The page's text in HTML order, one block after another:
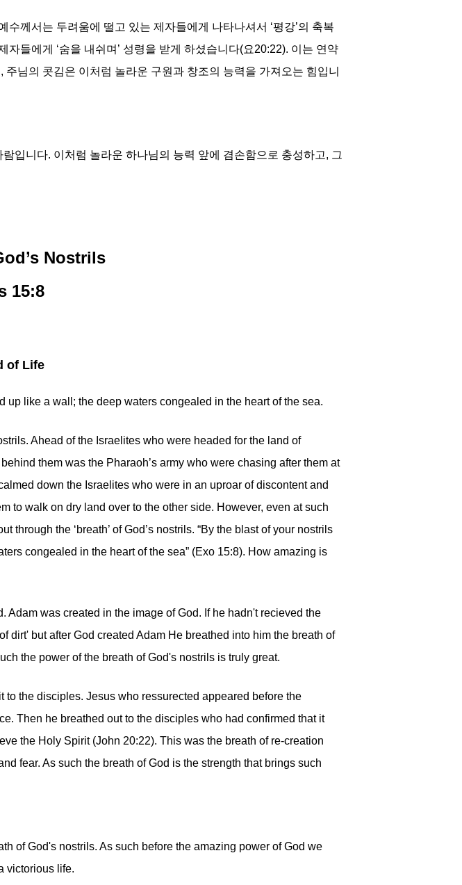
수께서는 두려움에 떨고 있는 제자들에게 나타나셔서 ‘평강’의 축복
들에게 ‘숨을 내쉬며’ 성령을 받게 하셨습니다(요20:22). 이는 연약
님의 콧김은 이처럼 놀라운 구원과 창조의 능력을 가져오는 힘입니
입니다. 이처럼 놀라운 하나님의 능력 앞에 겸손함으로 충성하고, 그
Nostrils
15:8
of Life
like a wall; the deep waters congealed in the heart of the sea.
Ahead of the Israelites who were headed for the land of
them was the Pharaoh’s army who were chasing after them at
down the Israelites who were in an uproar of discontent and
to walk on dry land over to the other side. However, even at such
the ‘breath’ of God’s nostrils. “By the blast of your nostrils
congealed in the heart of the sea” (Exo 15:8). How amazing is
was created in the image of God. If he hadn't recieved the
dirt' but after God created Adam He breathed into him the breath of
the power of the breath of God's nostrils is truly great.
the disciples. Jesus who ressurected appeared before the
Then he breathed out to the disciples who had confirmed that it
the Holy Spirit (John 20:22). This was the breath of re-creation
fear. As such the breath of God is the strength that brings such
of God's nostrils. As such before the amazing power of God we
victorious life.